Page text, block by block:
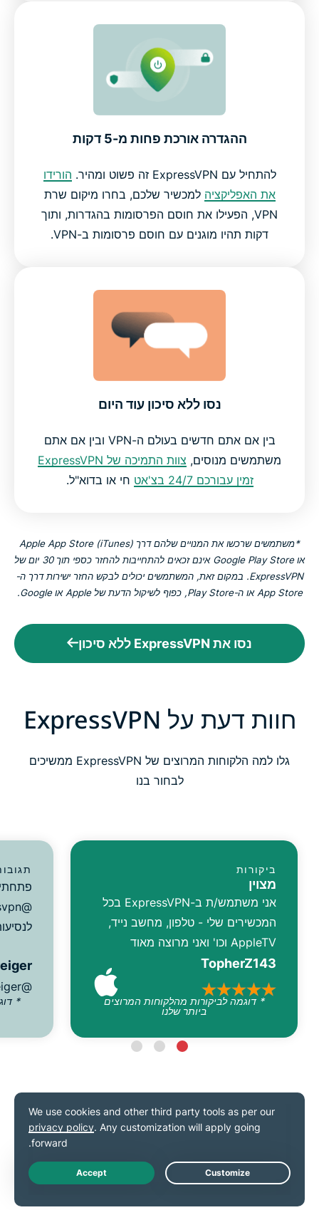
ההגדרה אורכת פחות מ-5 דקות
להתחיל עם ExpressVPN זה פשוט ומהיר.
הורידו
את האפליקציה למכשיר שלכם, בחרו מיקום שרת
VPN, הפעילו את חוסם הפרסומות בהגדרות, ותוך
דקות תהיו מוגנים עם חוסם פרסומות ב-VPN.
נסו ללא סיכון עוד היום
בין אם אתם חדשים בעולם ה-VPN ובין אם אתם
משתמשים מנוסים,
צוות התמיכה של ExpressVPN
זמין עבורכם 24/7 בצ'אט
חי או בדוא"ל.
*משתמשים שרכשו את המנויים שלהם דרך Apple App Store (iTunes)
או Google Play Store אינם זכאים להתחייבות להחזר כספי תוך 30 יום של
ExpressVPN. במקום זאת, המשתמשים יכולים לבקש החזר ישירות דרך ה-
App Store או ה-Play Store, כפוף לשיקול הדעת של Apple או Google.
נסו את ExpressVPN ללא סיכון
חוות דעת על ExpressVPN
גלו למה הלקוחות המרוצים של ExpressVPN ממשיכים
לבחור בנו
ביקורות
מצוין
אני משתמש/ת ב-ExpressVPN בכל
המכשירים שלי - טלפון, מחשב נייד,
AppleTV וכו' ואני מרוצה מאוד
TopherZ143
* דוגמה לביקורות מהלקוחות המרוצים
ביותר שלנו
@D_Geiger
*
כפי שפורסם
Live Chat